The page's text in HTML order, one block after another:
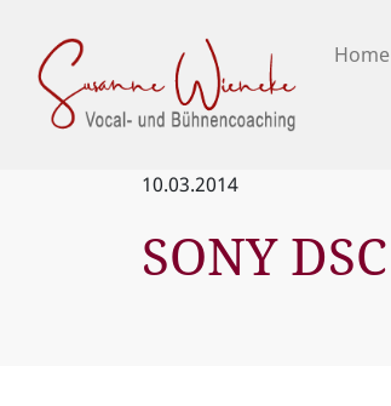
Home
10.03.2014
SONY DSC